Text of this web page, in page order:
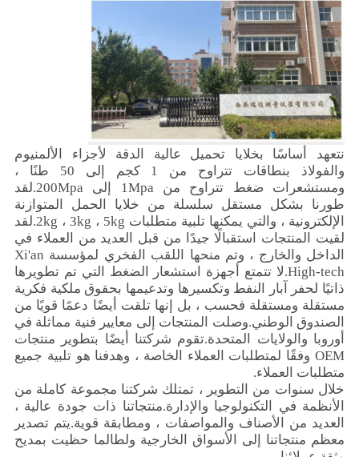
نتعهد أساسًا بخلايا تحميل عالية الدقة لأجزاء الألمنيوم
والفولاذ بنطاقات تتراوح من 1 كجم إلى 50 طنًا ،
ومستشعرات ضغط تتراوح من 1Mpa إلى 200Mpa.لقد
طورنا بشكل مستقل سلسلة من خلايا الحمل المتوازنة
الإلكترونية ، والتي يمكنها تلبية متطلبات 2kg ، 3kg ، 5kg.لقد
لقيت المنتجات استقبالًا جيدًا من قبل العديد من العملاء في
الداخل والخارج ، وتم منحها اللقب الفخري لمؤسسة Xi'an
High-tech.لا تتمتع أجهزة استشعار الضغط التي تم تطويرها
ذاتيًا لحفر آبار النفط وتكسيرها وتدعيمها بحقوق ملكية فكرية
مستقلة ومستقلة فحسب ، بل إنها تلقت أيضًا دعمًا قويًا من
الصندوق الوطني.وصلت المنتجات إلى معايير فنية مماثلة في
أوروبا والولايات المتحدة.تقوم شركتنا أيضًا بتطوير منتجات
OEM وفقًا لمتطلبات العملاء الخاصة ، وهدفنا هو تلبية جميع
متطلبات العملاء.
خلال سنوات من التطوير ، تمتلك شركتنا مجموعة كاملة من
الأنظمة في التكنولوجيا والإدارة.منتجاتنا ذات جودة عالية ،
العديد من الأصناف والمواصفات ، ومطابقة قوية.يتم تصدير
معظم منتجاتنا إلى الأسواق الخارجية ولطالما حظيت بمديح